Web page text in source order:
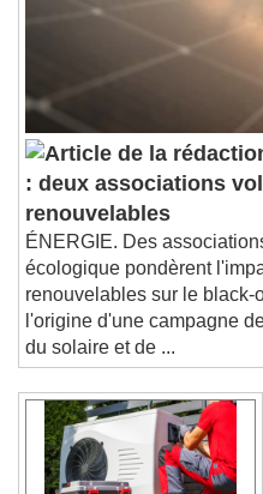
: deux associations
renouvelables
ÉNERGIE. Des
écologique pondèrent
renouvelables sur le
l'origine d'une campagne
du solaire et de ...